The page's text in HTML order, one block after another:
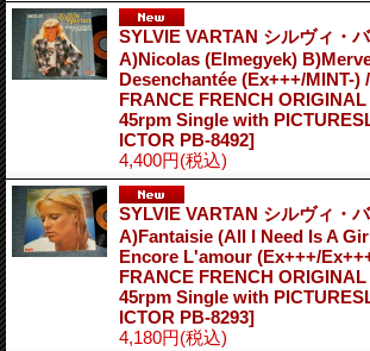
SYLVIE VARTAN シルヴィ・
A)Nicolas (Elmegyek)
Desenchantée (Ex+++/MINT-)
FRANCE FRENCH
45rpm Single with
ICTOR PB-8492]
4,400円(税込)
SYLVIE VARTAN シルヴィ・
A)Fantaisie (All I Need Is A
Encore L'amour (Ex+++/
FRANCE FRENCH
45rpm Single with
ICTOR PB-8293]
4,180円(税込)